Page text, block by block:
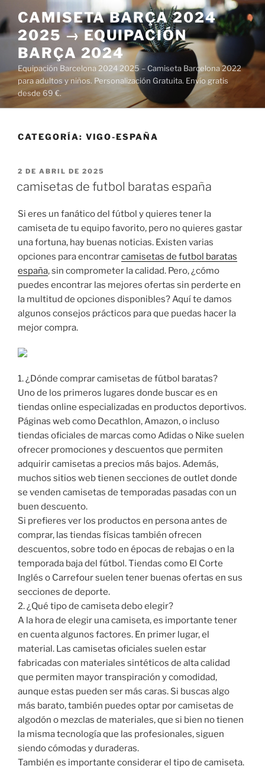
al
contenido
CAMISETA BARÇA 2024
2025 → EQUIPACIÓN
BARÇA 2024
Equipación Barcelona 2024 2025 – Camiseta Barcelona 2022
para adultos y niños. Personalización Gratuita. Envío gratis
desde 69 €.
CATEGORÍA: VIGO-ESPAÑA
PUBLICADO
2 DE ABRIL DE 2025
camisetas de futbol baratas españa
Si eres un fanático del fútbol y quieres tener la
camiseta de tu equipo favorito, pero no quieres gastar
una fortuna, hay buenas noticias. Existen varias
opciones para encontrarcamisetas de futbol baratas
españa, sin comprometer la calidad. Pero, ¿cómo
puedes encontrar las mejores ofertas sin perderte en
la multitud de opciones disponibles? Aquí te damos
algunos consejos prácticos para que puedas hacer la
mejor compra.
1. ¿Dónde comprar camisetas de fútbol baratas?
Uno de los primeros lugares donde buscar es en
tiendas online especializadas en productos deportivos.
Páginas web como Decathlon, Amazon, o incluso
tiendas oficiales de marcas como Adidas o Nike suelen
ofrecer promociones y descuentos que permiten
adquirir camisetas a precios más bajos. Además,
muchos sitios web tienen secciones de outlet donde
se venden camisetas de temporadas pasadas con un
buen descuento.
Si prefieres ver los productos en persona antes de
comprar, las tiendas físicas también ofrecen
descuentos, sobre todo en épocas de rebajas o en la
temporada baja del fútbol. Tiendas como El Corte
Inglés o Carrefour suelen tener buenas ofertas en sus
secciones de deporte.
2. ¿Qué tipo de camiseta debo elegir?
A la hora de elegir una camiseta, es importante tener
en cuenta algunos factores. En primer lugar, el
material. Las camisetas oficiales suelen estar
fabricadas con materiales sintéticos de alta calidad
que permiten mayor transpiración y comodidad,
aunque estas pueden ser más caras. Si buscas algo
más barato, también puedes optar por camisetas de
algodón o mezclas de materiales, que si bien no tienen
la misma tecnología que las profesionales, siguen
siendo cómodas y duraderas.
También es importante considerar el tipo de camiseta.